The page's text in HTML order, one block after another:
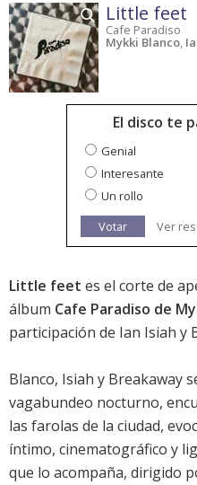
Little feet
Cafe Paradiso
Mykki Blanco,
El disco te
Genial
Interesante
Un rollo
Votar
Ver
Little feet es el corte de
álbum Cafe Paradiso de
participación de Ian Isiah y
Blanco, Isiah y Breakaway
vagabundeo nocturno,
las farolas de la ciudad,
íntimo, cinematográfico y
que lo acompaña, dirigido